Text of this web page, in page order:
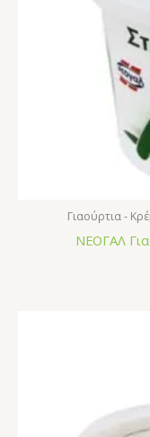
Γιαούρτια -
ΝΕΟΓΑΛ